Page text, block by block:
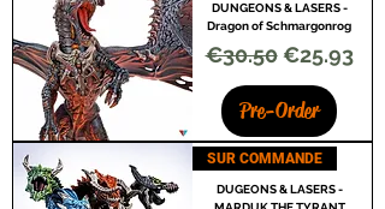
DUNGEONS & LASERS -
Dragon of Schmargonrog
Regular Price
€30.50 Sale Price
€25.93
Pre-Order
SUR COMMANDE
DUGEONS & LASERS -